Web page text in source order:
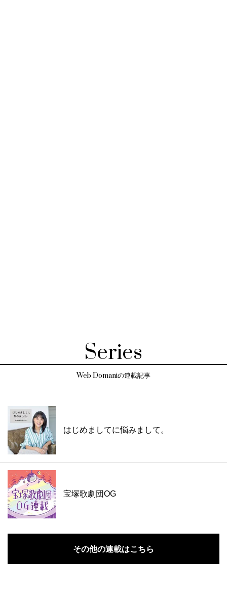
Series
Web Domaniの連載記事
はじめましてに悩みまして。
宝塚歌劇団OG
その他の連載はこちら